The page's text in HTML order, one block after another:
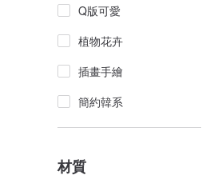
Q版可愛
植物花卉
插畫手繪
簡約韓系
材質